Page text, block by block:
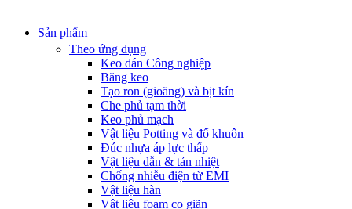
Sản phẩm
Theo ứng dụng
Keo dán Công nghiệp
Băng keo
Tạo ron (gioăng) và bịt kín
Che phủ tạm thời
Keo phủ mạch
Vật liệu Potting và đổ khuôn
Đúc nhựa áp lực thấp
Vật liệu dẫn & tản nhiệt
Chống nhiễu điện từ EMI
Vật liệu hàn
Vật liệu foam co giãn